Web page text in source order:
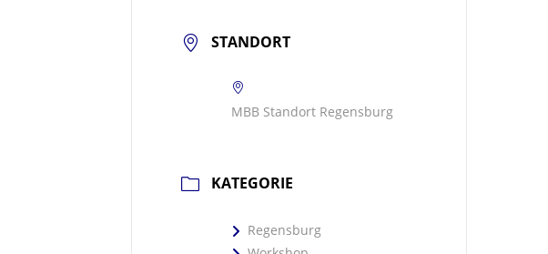
STANDORT
MBB Standort Regensburg
KATEGORIE
Regensburg